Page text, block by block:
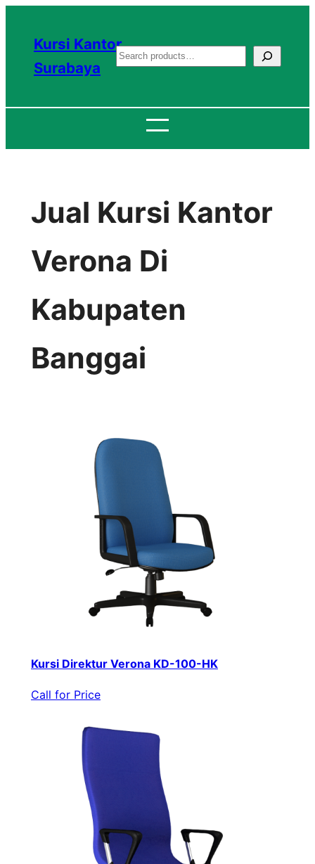
konten
Kursi Kantor
Surabaya
S
a
c
Jual Kursi Kantor
Verona Di
Kabupaten
Banggai
Kursi Direktur Verona KD-100-HK
Call for Price